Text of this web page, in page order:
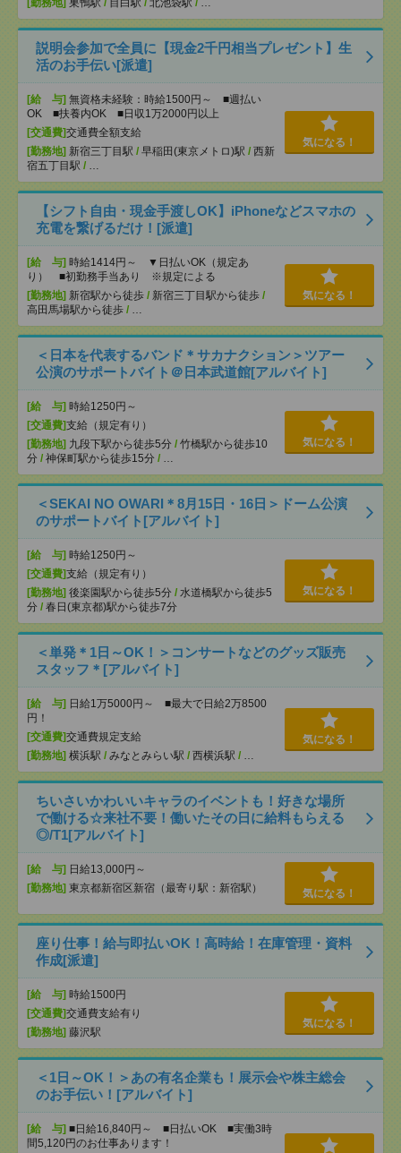
[勤務地] 巣鴨駅 / 目白駅 / 北池袋駅 / …
説明会参加で全員に【現金2千円相当プレゼント】生
活のお手伝い[派遣]
[給 与] 無資格未経験：時給1500円～ ■週払い
OK ■扶養内OK ■日収1万2000円以上
[交通費]交通費全額支給
[勤務地] 新宿三丁目駅 / 早稲田(東京メトロ)駅 / 西新
宿五丁目駅 / …
気になる！
【シフト自由・現金手渡しOK】iPhoneなどスマホの
充電を繋げるだけ！[派遣]
[給 与] 時給1414円～ ▼日払いOK（規定あ
り） ■初勤務手当あり ※規定による
[勤務地] 新宿駅から徒歩 / 新宿三丁目駅から徒歩 /
高田馬場駅から徒歩 / …
気になる！
＜日本を代表するバンド＊サカナクション＞ツアー
公演のサポートバイト＠日本武道館[アルバイト]
[給 与] 時給1250円～
[交通費]支給（規定有り）
[勤務地] 九段下駅から徒歩5分 / 竹橋駅から徒歩10
分 / 神保町駅から徒歩15分 / …
気になる！
＜SEKAI NO OWARI＊8月15日・16日＞ドーム公演
のサポートバイト[アルバイト]
[給 与] 時給1250円～
[交通費]支給（規定有り）
[勤務地] 後楽園駅から徒歩5分 / 水道橋駅から徒歩5
分 / 春日(東京都)駅から徒歩7分
気になる！
＜単発＊1日～OK！＞コンサートなどのグッズ販売
スタッフ＊[アルバイト]
[給 与] 日給1万5000円～ ■最大で日給2万8500
円！
[交通費]交通費規定支給
[勤務地] 横浜駅 / みなとみらい駅 / 西横浜駅 / …
気になる！
ちいさいかわいいキャラのイベントも！好きな場所
で働ける☆来社不要！働いたその日に給料もらえる
◎/T1[アルバイト]
[給 与] 日給13,000円～
[勤務地] 東京都新宿区新宿（最寄り駅：新宿駅） 気になる！
座り仕事！給与即払いOK！高時給！在庫管理・資料
作成[派遣]
[給 与] 時給1500円
[交通費]交通費支給有り
[勤務地] 藤沢駅
気になる！
＜1日～OK！＞あの有名企業も！展示会や株主総会
のお手伝い！[アルバイト]
[給 与] ■日給16,840円～ ■日払いOK ■実働3時
間5,120円のお仕事あります！